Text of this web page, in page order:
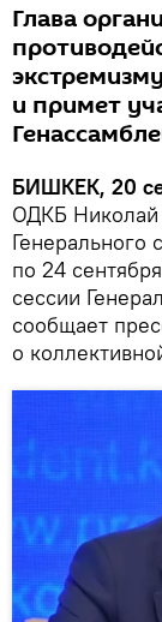
Глава
и примет
БИШКЕК, 20
ОДКБ
Генерального
по 24
сессии
сообщает
о